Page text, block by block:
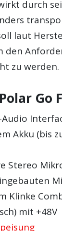
durch
laut
den
zu werden.
Go
Audio
Akku (bis
Stereo
Klinke
mit +48V